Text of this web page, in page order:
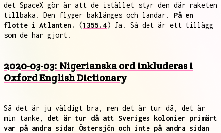
det SpaceX gör är att de istället styr den där raketen
tillbaka. Den flyger baklänges och landar. På en
flotte i Atlanten.
(1355.4) Ja. Så det är ett tillägg
som de har gjort.
2020-03-03: Nigerianska ord inkluderas i
Oxford English Dictionary
Så det är ju väldigt bra, men det är tur då, det är
min tanke, det är tur då att Sveriges kolonier primärt
var på andra sidan Östersjön och inte på andra sidan